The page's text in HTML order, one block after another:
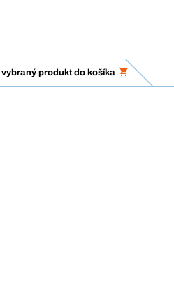
vybraný produkt do košíka